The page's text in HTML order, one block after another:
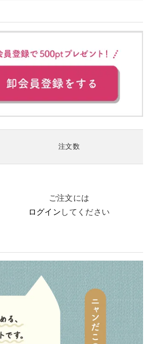
注文数
ご注文には
ログイン してください